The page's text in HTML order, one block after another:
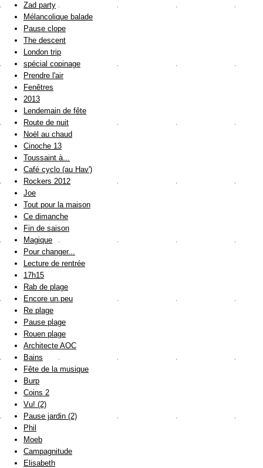
Zad party
Mélancolique balade
Pause clope
The descent
London trip
spécial copinage
Prendre l'air
Fenêtres
2013
Lendemain de fête
Route de nuit
Noël au chaud
Cinoche 13
Toussaint à...
Café cyclo (au Hav')
Rockers 2012
Joe
Tout pour la maison
Ce dimanche
Fin de saison
Magique
Pour changer...
Lecture de rentrée
17h15
Rab de plage
Encore un peu
Re plage
Pause plage
Rouen plage
Architecte AOC
Bains
Fête de la musique
Burp
Coins 2
Vu! (2)
Pause jardin (2)
Phil
Moeb
Campagnitude
Elisabeth